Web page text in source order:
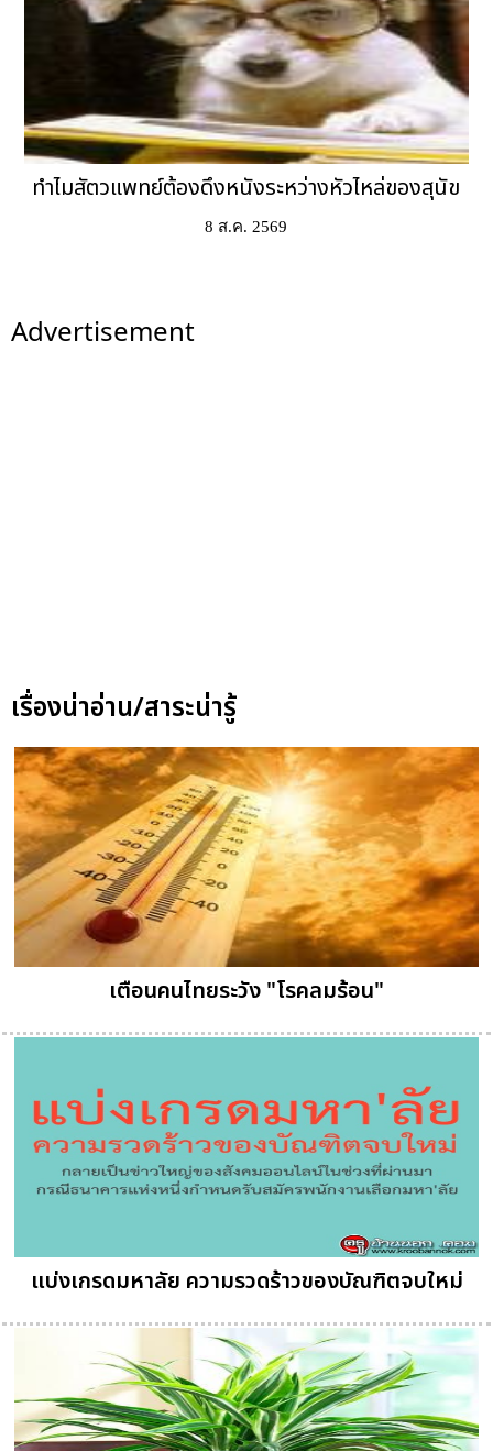
ทำไมสัตวแพทย์ต้องดึงหนังระหว่างหัวไหล่ของสุนัข
8 ส.ค. 2569
Advertisement
เรื่องน่าอ่าน/สาระน่ารู้
เตือนคนไทยระวัง "โรคลมร้อน"
แบ่งเกรดมหาลัย ความรวดร้าวของบัณฑิตจบใหม่